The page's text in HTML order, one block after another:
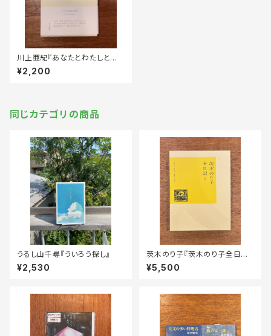
川上亜紀『あなたとわたしと無
数の人々』
¥2,200
同じカテゴリの商品
うるし山千尋『ういろう探し』
¥2,530
茨木のり子『茨木のり子全日記
第1巻』
¥5,500